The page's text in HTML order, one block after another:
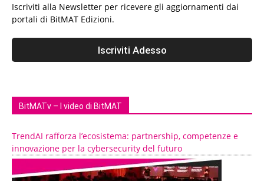
Iscriviti alla Newsletter per ricevere gli aggiornamenti dai
portali di BitMAT Edizioni.
BitMATv – I video di BitMAT
TrendAI rafforza l’ecosistema: partnership, competenze e
innovazione per la cybersecurity del futuro